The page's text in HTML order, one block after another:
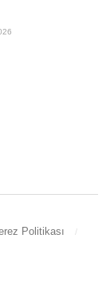
Politikası